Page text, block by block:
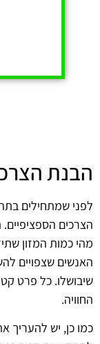
הבנת
לפני שמתחילים
הצרכים
מהי כמות המזון
האנשים שצפויים
שיבושלו. כל פרט
החוויה.
כמו כן, יש להעריך